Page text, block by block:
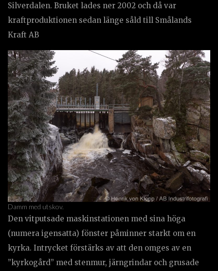
Silverdalen. Bruket lades ner 2002 och då var
kraftproduktionen sedan länge såld till Smålands
Kraft AB
Damm med utskov.
Den vitputsade maskinstationen med sina höga
(numera igensatta) fönster påminner starkt om en
kyrka. Intrycket förstärks av att den omges av en
”kyrkogård” med stenmur, järngrindar och grusade